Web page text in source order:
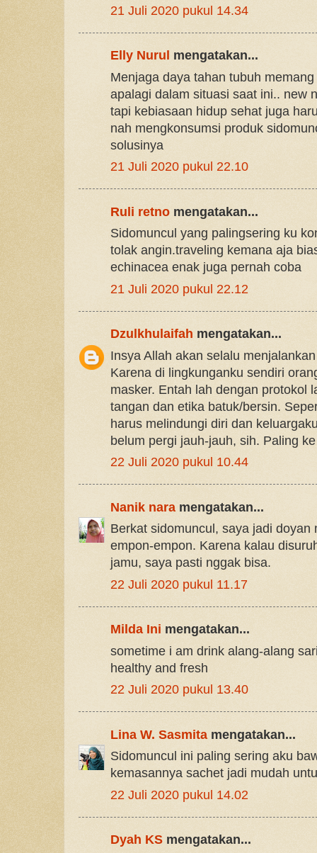
21 Juli 2020 pukul 14.34
Elly Nurul mengatakan...
Menjaga daya tahan tubuh
apalagi dalam situasi saat ini.. new
tapi kebiasaan hidup sehat juga
nah mengkonsumsi produk
solusinya
21 Juli 2020 pukul 22.10
Ruli retno mengatakan...
Sidomuncul yang palingsering ku
tolak angin.traveling kemana aja
echinacea enak juga pernah coba
21 Juli 2020 pukul 22.12
Dzulkhulaifah mengatakan...
Insya Allah akan selalu
Karena di lingkunganku sendiri
masker. Entah lah dengan protokol
tangan dan etika batuk/bersin.
harus melindungi diri dan
belum pergi jauh-jauh, sih. Paling
22 Juli 2020 pukul 10.44
Nanik nara mengatakan...
Berkat sidomuncul, saya jadi doyan
empon-empon. Karena kalau
jamu, saya pasti nggak bisa.
22 Juli 2020 pukul 11.17
Milda Ini mengatakan...
sometime i am drink alang-alang
healthy and fresh
22 Juli 2020 pukul 13.40
Lina W. Sasmita mengatakan...
Sidomuncul ini paling sering aku
kemasannya sachet jadi mudah
22 Juli 2020 pukul 14.02
Dyah KS mengatakan...